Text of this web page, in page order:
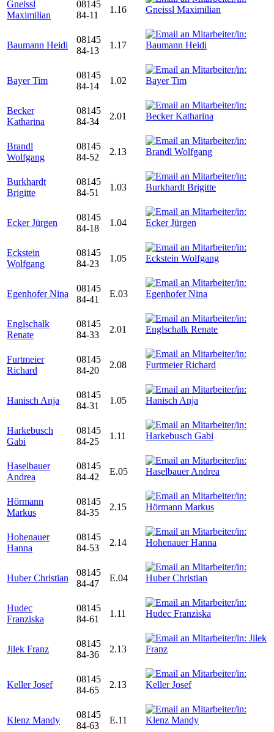
Gneissl
Maximilian
08145
84-11
1.16
Baumann Heidi
08145
84-13
1.17
Bayer Tim
08145
84-14
1.02
Becker
Katharina
08145
84-34
2.01
Brandl
Wolfgang
08145
84-52
2.13
Burkhardt
Brigitte
08145
84-51
1.03
Ecker Jürgen
08145
84-18
1.04
Eckstein
Wolfgang
08145
84-23
1.05
Egenhofer Nina
08145
84-41
E.03
Englschalk
Renate
08145
84-33
2.01
Furtmeier
Richard
08145
84-20
2.08
Hanisch Anja
08145
84-31
1.05
Harkebusch
Gabi
08145
84-25
1.11
Haselbauer
Andrea
08145
84-42
E.05
Hörmann
Markus
08145
84-35
2.15
Hohenauer
Hanna
08145
84-53
2.14
Huber Christian
08145
84-47
E.04
Hudec
Franziska
08145
84-61
1.11
Jilek Franz
08145
84-36
2.13
Keller Josef
08145
84-65
2.13
Klenz Mandy
08145
84-63
E.11